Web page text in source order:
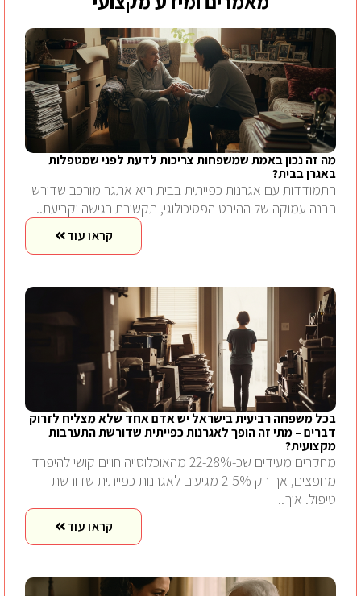
מה זה נכון באמת שמשפחות צריכות לדעת לפני שמטפלות
באגרן בבית?
התמודדות עם אגרנות כפייתית בבית היא אתגר מורכב שדורש
הבנה עמוקה של ההיבט הפסיכולוגי, תקשורת רגישה וקביעת..
קראו עוד
בכל משפחה רביעית בישראל יש אדם אחד שלא מצליח לזרוק
דברים – מתי זה הופך לאגרנות כפייתית שדורשת התערבות
מקצועית?
מחקרים מעידים שכ-22-28% מהאוכלוסייה חווים קושי להיפרד
מחפצים, אך רק 2-5% מגיעים לאגרנות כפייתית שדורשת
טיפול. איך..
קראו עוד